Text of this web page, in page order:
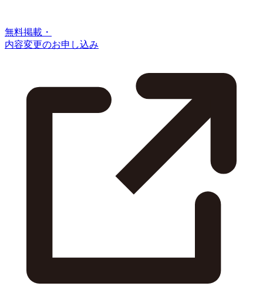
無料掲載・
内容変更のお申し込み